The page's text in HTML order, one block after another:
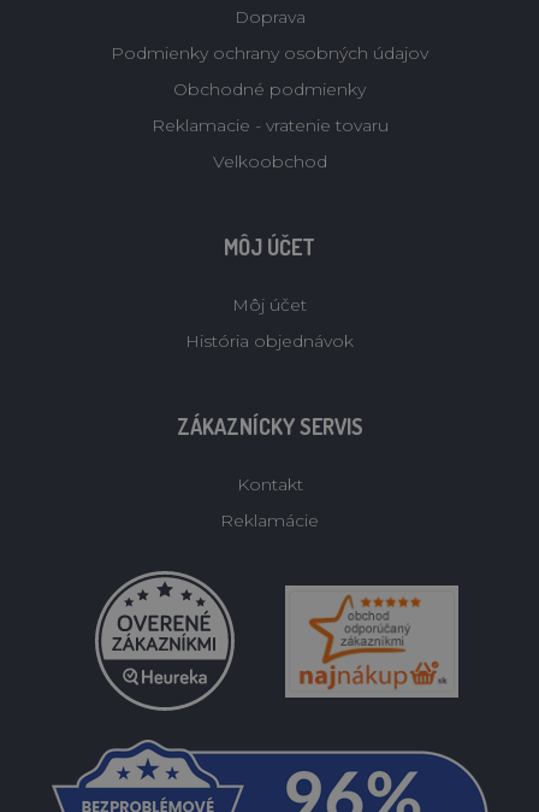
Doprava
Podmienky ochrany osobných údajov
Obchodné podmienky
Reklamacie - vratenie tovaru
Velkoobchod
MÔJ ÚČET
Môj účet
História objednávok
ZÁKAZNÍCKY SERVIS
Kontakt
Reklamácie